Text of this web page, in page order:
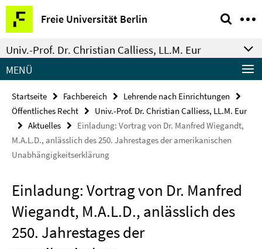
Springe
direkt
zu
Inhalt
Freie Universität Berlin
Service-
Navigation
Univ.-Prof. Dr. Christian Calliess, LL.M. Eur
MENÜ
Startseite Fachbereich
Lehrende nach Einrichtungen
Öffentliches Recht
Univ.-Prof. Dr. Christian Calliess, LL.M. Eur
Aktuelles
Einladung: Vortrag von Dr. Manfred Wiegandt,
M.A.L.D., anlässlich des 250. Jahrestages der amerikanischen
Unabhängigkeitserklärung
Einladung: Vortrag von Dr. Manfred
Wiegandt, M.A.L.D., anlässlich des
250. Jahrestages der